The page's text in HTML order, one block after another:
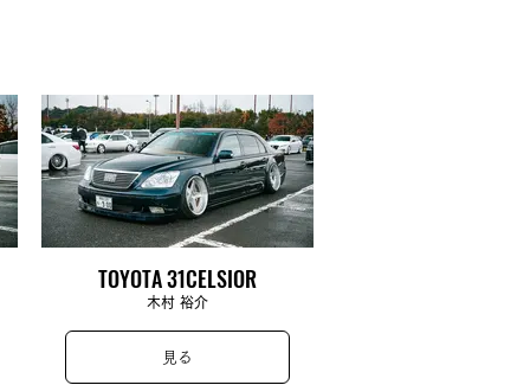
TOYOTA 31CELSIOR
木村 裕介
見る